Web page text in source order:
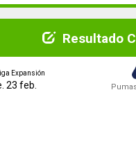
Resultado
Expansión
23 feb.